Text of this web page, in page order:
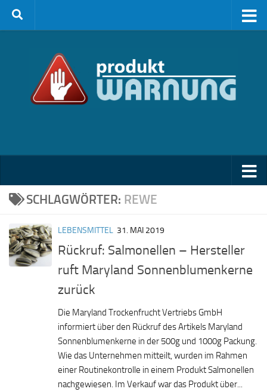
Zum Inhalt springen
SCHLAGWÖRTER: REWE
LEBENSMITTEL 31. MAI 2019
Rückruf: Salmonellen – Hersteller
ruft Maryland Sonnenblumenkerne
zurück
Die Maryland Trockenfrucht Vertriebs GmbH
informiert über den Rückruf des Artikels Maryland
Sonnenblumenkerne in der 500g und 1000g Packung.
Wie das Unternehmen mitteilt, wurden im Rahmen
einer Routinekontrolle in einem Produkt Salmonellen
nachgewiesen. Im Verkauf war das Produkt über...